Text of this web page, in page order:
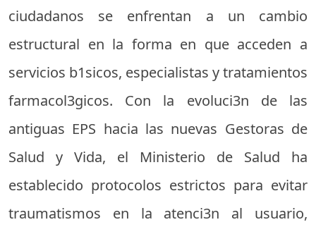
ciudadanos se enfrentan a un cambio
estructural en la forma en que acceden a
servicios b1sicos, especialistas y tratamientos
farmacol3gicos. Con la evoluci3n de las
antiguas EPS hacia las nuevas Gestoras de
Salud y Vida, el Ministerio de Salud ha
establecido protocolos estrictos para evitar
traumatismos en la atenci3n al usuario,